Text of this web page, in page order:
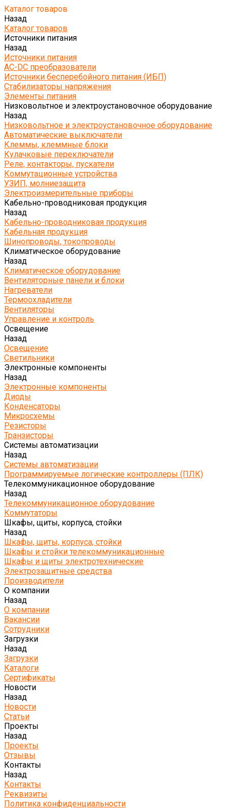
Каталог товаров
Назад
Каталог товаров
Источники питания
Назад
Источники питания
AC-DC преобразователи
Источники бесперебойного питания (ИБП)
Стабилизаторы напряжения
Элементы питания
Низковольтное и электроустановочное оборудование
Назад
Низковольтное и электроустановочное оборудование
Автоматические выключатели
Клеммы, клеммные блоки
Кулачковые переключатели
Реле, контакторы, пускатели
Коммутационные устройства
УЗИП, молниезащита
Электроизмерительные приборы
Кабельно-проводниковая продукция
Назад
Кабельно-проводниковая продукция
Кабельная продукция
Шинопроводы, токопроводы
Климатическое оборудование
Назад
Климатическое оборудование
Вентиляторные панели и блоки
Нагреватели
Термоохладители
Вентиляторы
Управление и контроль
Освещение
Назад
Освещение
Светильники
Электронные компоненты
Назад
Электронные компоненты
Диоды
Конденсаторы
Микросхемы
Резисторы
Транзисторы
Системы автоматизации
Назад
Системы автоматизации
Программируемые логические контроллеры (ПЛК)
Телекоммуникационное оборудование
Назад
Телекоммуникационное оборудование
Коммутаторы
Шкафы, щиты, корпуса, стойки
Назад
Шкафы, щиты, корпуса, стойки
Шкафы и стойки телекоммуникационные
Шкафы и щиты электротехнические
Электрозащитные средства
Производители
О компании
Назад
О компании
Вакансии
Сотрудники
Загрузки
Назад
Загрузки
Каталоги
Сертификаты
Новости
Назад
Новости
Статьи
Проекты
Назад
Проекты
Отзывы
Контакты
Назад
Контакты
Реквизиты
Политика конфиденциальности